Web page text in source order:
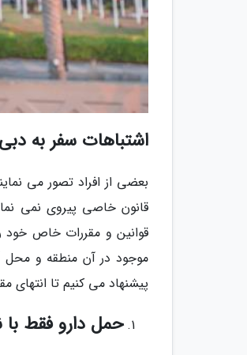
اشتباهات سفر به دبی
بعضی از افراد تصور می
قانون خاصی پیروی نمی
قوانین و مقررات خاص خود
موجود در آن منطقه و محل
پیشنهاد می کنیم تا انتهای
حمل دارو فقط